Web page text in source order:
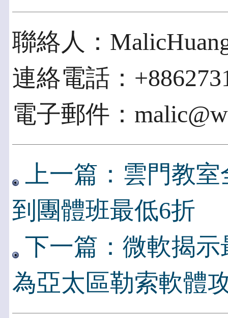
聯絡人：
連絡電話：
電子郵件：
上一篇：雲門教
到團體班最低6折
下一篇：微軟揭
為亞太區勒索軟體